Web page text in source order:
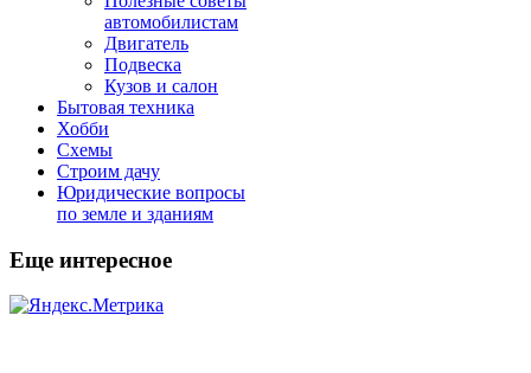
автомобилистам
Двигатель
Подвеска
Кузов и салон
Бытовая техника
Хобби
Схемы
Строим дачу
Юридические вопросы
по земле и зданиям
Еще интересное